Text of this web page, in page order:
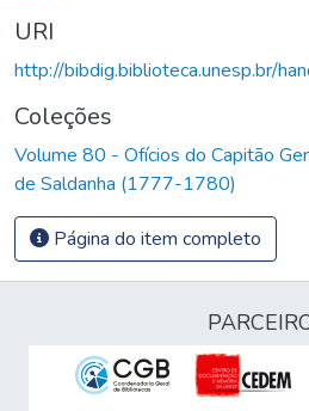
URI
http://bibdig.biblioteca.unesp.br/
Coleções
Volume 80 - Ofícios do Capitão
de Saldanha (1777-1780)
Página do item completo